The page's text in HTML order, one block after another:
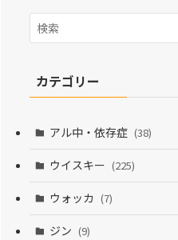
カテゴリー
アル中・依存症 (38)
ウイスキー (225)
ウォッカ (7)
ジン (9)